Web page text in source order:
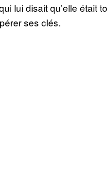
lui disait qu’elle était
ses clés.